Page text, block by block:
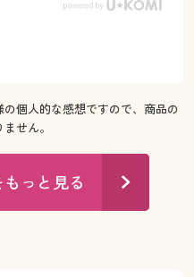
個人的な感想ですので、商品の
せん。
っと見る